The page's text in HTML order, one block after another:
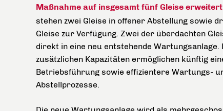
Maßnahme auf insgesamt fünf Gleise
stehen zwei Gleise in offener Abstellung sowie
Gleise zur Verfügung. Zwei der überdachten
direkt in eine neu entstehende Wartungsanlage.
zusätzlichen Kapazitäten ermöglichen künftig
Betriebsführung sowie effizientere Wartungs-
Abstellprozesse.